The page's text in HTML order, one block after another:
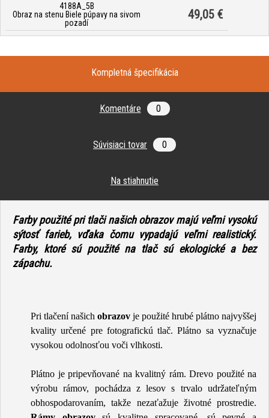
4188A_5B
Obraz na stenu Biele púpavy na sivom
pozadí
49,05 €
Kompletná špecifikácia
Komentáre 0
Súvisiaci tovar 0
Na stiahnutie
Farby použité pri tlači našich obrazov majú veľmi vysokú
sýtosť farieb, vďaka čomu vypadajú veľmi realistický.
Farby, ktoré sú použité na tlač sú ekologické a bez
zápachu.
Pri tlačení našich obrazov je použité hrubé plátno najvyššej
kvality určené pre fotografickú tlač. Plátno sa vyznačuje
vysokou odolnosťou voči vlhkosti.
Plátno je pripevňované na kvalitný rám. Drevo použité na
výrobu rámov, pochádza z lesov s trvalo udržateľným
obhospodarovaním, takže nezaťažuje životné prostredie.